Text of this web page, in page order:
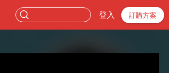
登入 訂購方案